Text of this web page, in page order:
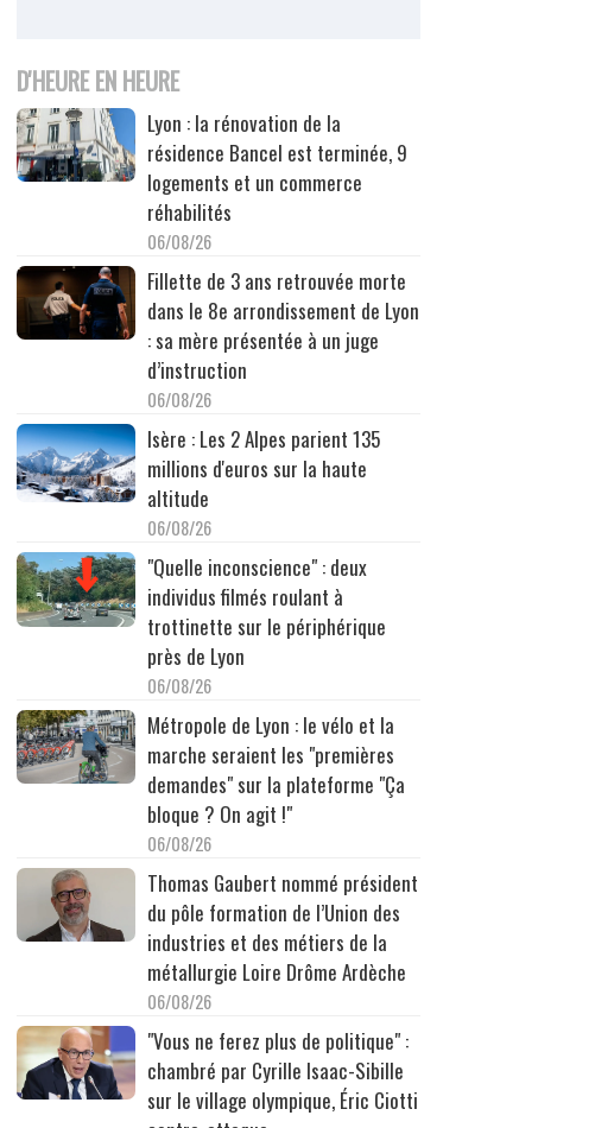
D'HEURE EN HEURE
Lyon : la rénovation de la
résidence Bancel est terminée, 9
logements et un commerce
réhabilités
06/08/26
Fillette de 3 ans retrouvée morte
dans le 8e arrondissement de Lyon
: sa mère présentée à un juge
d’instruction
06/08/26
Isère : Les 2 Alpes parient 135
millions d'euros sur la haute
altitude
06/08/26
"Quelle inconscience" : deux
individus filmés roulant à
trottinette sur le périphérique
près de Lyon
06/08/26
Métropole de Lyon : le vélo et la
marche seraient les "premières
demandes" sur la plateforme "Ça
bloque ? On agit !"
06/08/26
Thomas Gaubert nommé président
du pôle formation de l’Union des
industries et des métiers de la
métallurgie Loire Drôme Ardèche
06/08/26
"Vous ne ferez plus de politique" :
chambré par Cyrille Isaac-Sibille
sur le village olympique, Éric Ciotti